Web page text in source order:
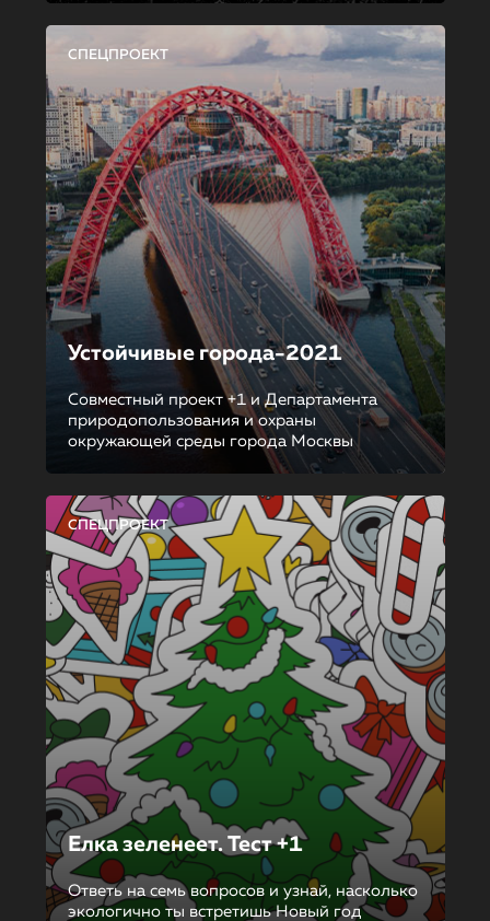
СПЕЦПРОЕКТ
Устойчивые города-2021
Совместный проект +1 и Департамента
природопользования и охраны
окружающей среды города Москвы
СПЕЦПРОЕКТ
Елка зеленеет. Тест +1
Ответь на семь вопросов и узнай, насколько
экологично ты встретишь Новый год